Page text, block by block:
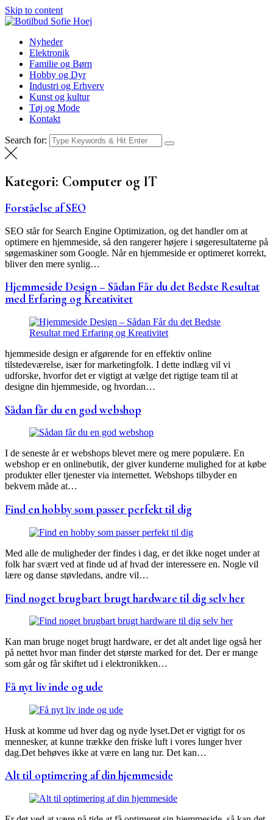
Skip to content
NyhederNyheder
Elektronik
Familie og Børn
Hobby og Dyr
Industri og Erhverv
Kunst og kultur
Tøj og Mode
Kontakt
Search for:
Kategori: Computer og IT
Forståelse af SEO
SEO står for Search Engine Optimization, og det handler om at
optimere en hjemmeside, så den rangerer højere i søgeresultaterne på
søgemaskiner som Google. Når en hjemmeside er optimeret korrekt,
bliver den mere synlig…
Hjemmeside Design – Sådan Får du det Bedste Resultat
med Erfaring og Kreativitet
hjemmeside design er afgørende for en effektiv online
tilstedeværelse, især for marketingfolk. I dette indlæg vil vi
udforske, hvorfor det er vigtigt at vælge det rigtige team til at
designe din hjemmeside, og hvordan…
Sådan får du en god webshop
I de seneste år er webshops blevet mere og mere populære. En
webshop er en onlinebutik, der giver kunderne mulighed for at købe
produkter eller tjenester via internettet. Webshops tilbyder en
bekvem måde at…
Find en hobby som passer perfekt til dig
Med alle de muligheder der findes i dag, er det ikke noget under at
folk har svært ved at finde ud af hvad der interessere en. Nogle vil
lære og danse støvledans, andre vil…
Find noget brugbart brugt hardware til dig selv her
Kan man bruge noget brugt hardware, er det alt andet lige også her
på nettet hvor man finder det største marked for det. Der er mange
som går og får skiftet ud i elektronikken…
Få nyt liv inde og ude
Husk at komme ud hver dag og nyde lyset.Det er vigtigt for os
mennesker, at kunne trække den friske luft i vores lunger hver
dag.Det behøves ikke at være en lang tur. Det kan…
Alt til optimering af din hjemmeside